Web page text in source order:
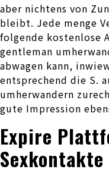
aber nichtens von
bleibt. Jede menge
folgende kostenlose
gentleman
abwagen kann,
entsprechend die S.
umherwandern
gute Impression
Expire